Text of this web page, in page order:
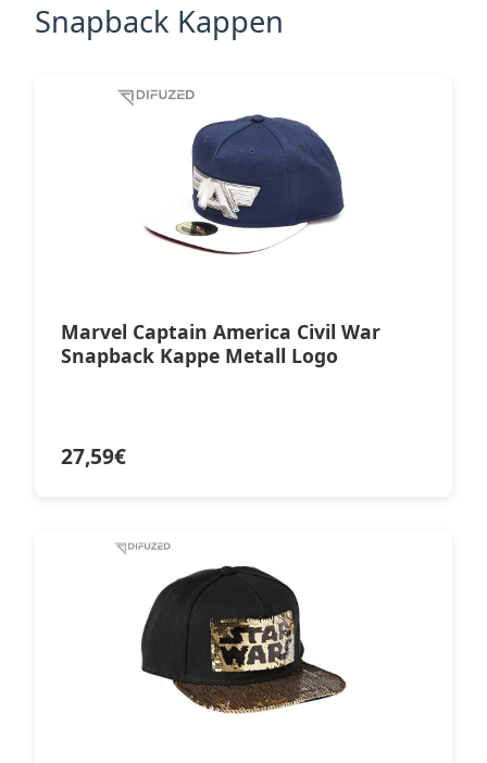
Snapback Kappen
Marvel Captain America Civil War
Snapback Kappe Metall Logo
27,59€